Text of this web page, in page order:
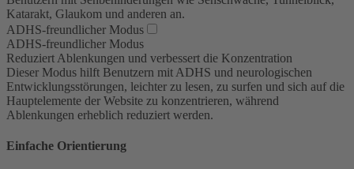
Katarakt, Glaukom und anderen an.
ADHS-freundlicher Modus
ADHS-freundlicher Modus
Reduziert Ablenkungen und verbessert die Konzentration
Dieser Modus hilft Benutzern mit ADHS und neurologischen
Entwicklungsstörungen, leichter zu lesen, zu surfen und sich auf die
Hauptelemente der Website zu konzentrieren, während
Ablenkungen erheblich reduziert werden.
Einfache Orientierung